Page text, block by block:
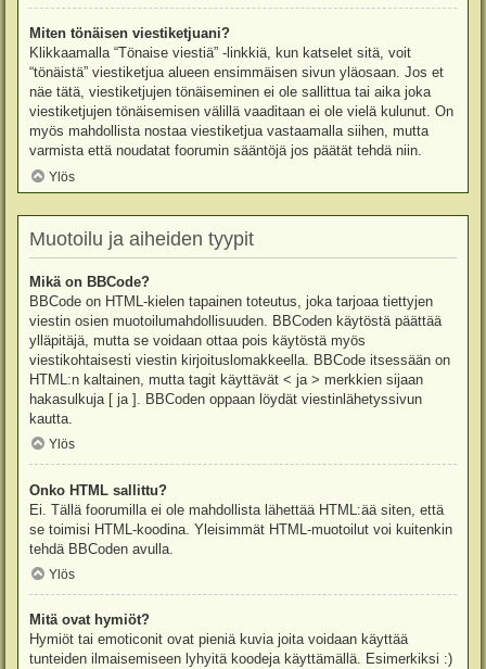
Miten tönäisen viestiketjuani?
Klikkaamalla “Tönaise viestiä” -linkkiä, kun katselet sitä, voit
“tönäistä” viestiketjua alueen ensimmäisen sivun yläosaan. Jos et
näe tätä, viestiketjujen tönäiseminen ei ole sallittua tai aika joka
viestiketjujen tönäisemisen välillä vaaditaan ei ole vielä kulunut. On
myös mahdollista nostaa viestiketjua vastaamalla siihen, mutta
varmista että noudatat foorumin sääntöjä jos päätät tehdä niin.
Ylös
Muotoilu ja aiheiden tyypit
Mikä on BBCode?
BBCode on HTML-kielen tapainen toteutus, joka tarjoaa tiettyjen
viestin osien muotoilumahdollisuuden. BBCoden käytöstä päättää
ylläpitäjä, mutta se voidaan ottaa pois käytöstä myös
viestikohtaisesti viestin kirjoituslomakkeella. BBCode itsessään on
HTML:n kaltainen, mutta tagit käyttävät < ja > merkkien sijaan
hakasulkuja [ ja ]. BBCoden oppaan löydät viestinlähetyssivun
kautta.
Ylös
Onko HTML sallittu?
Ei. Tällä foorumilla ei ole mahdollista lähettää HTML:ää siten, että
se toimisi HTML-koodina. Yleisimmät HTML-muotoilut voi kuitenkin
tehdä BBCoden avulla.
Ylös
Mitä ovat hymiöt?
Hymiöt tai emoticonit ovat pieniä kuvia joita voidaan käyttää
tunteiden ilmaisemiseen lyhyitä koodeja käyttämällä. Esimerkiksi :)